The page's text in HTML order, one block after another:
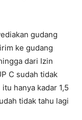
gudang
ke gudang
dari Izin
C sudah tidak
hanya kadar 1,5
tidak tahu lagi